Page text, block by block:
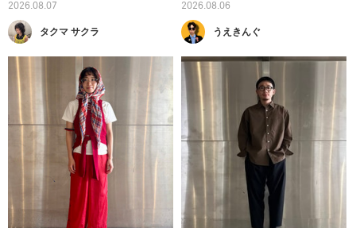
2026.08.07
タクマ サクラ
2026.08.06
うえきんぐ